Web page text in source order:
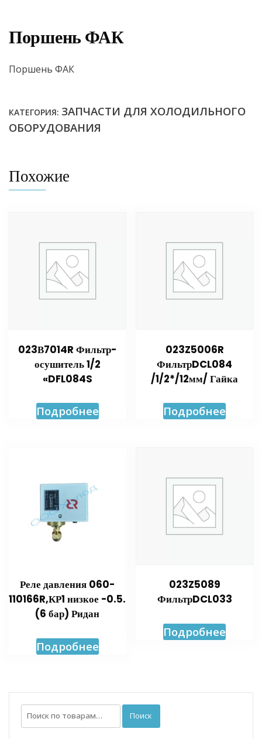
Поршень ФАК
Поршень ФАК
КАТЕГОРИЯ: ЗАПЧАСТИ ДЛЯ ХОЛОДИЛЬНОГО
ОБОРУДОВАНИЯ
Похожие
023В7014R Фильтр-
осушитель 1/2
«DFL084S
Подробнее
023Z5006R
ФильтрDCL084
/1/2*/12мм/ Гайка
Подробнее
Реле давления 060-
110166R,КР1 низкое -0.5.
(6 бар) Ридан
Подробнее
023Z5089
ФильтрDCL033
Подробнее
Искать: Поиск